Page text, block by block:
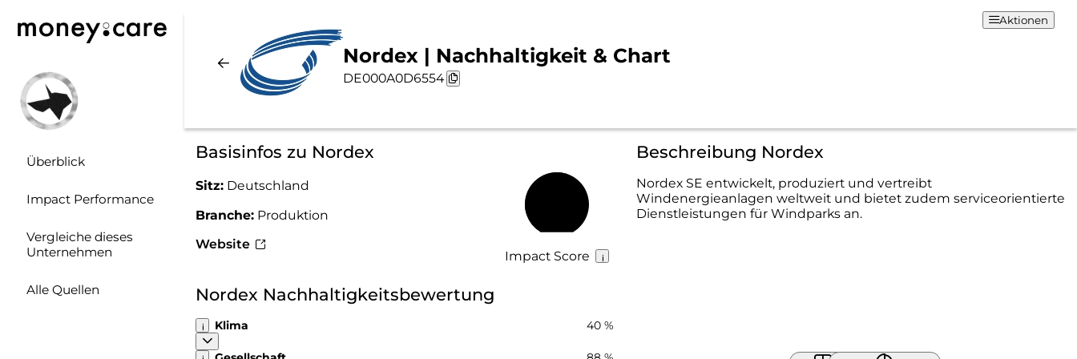
Überblick
Impact Performance
Vergleiche dieses
Unternehmen
Alle Quellen
Nordex | Nachhaltigkeit & Chart
DE000A0D6554
Aktionen
Basisinfos zu Nordex
Sitz: Deutschland
Branche: Produktion
Website
Impact Score
Beschreibung Nordex
Nordex SE entwickelt, produziert und vertreibt
Windenergieanlagen weltweit und bietet zudem serviceorientierte
Dienstleistungen für Windparks an.
Nordex Nachhaltigkeitsbewertung
Klima 40 %